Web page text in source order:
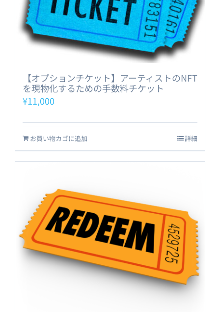
【オプションチケット】アーティストのNFT
を現物化するための手数料チケット
¥11,000
お買い物カゴに追加 詳細